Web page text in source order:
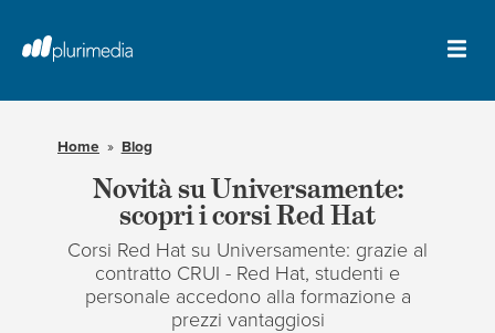
contenuto
il
Home Blog
Novità su Universamente:
scopri i corsi Red Hat
Corsi Red Hat su Universamente: grazie al
contratto CRUI - Red Hat, studenti e
personale accedono alla formazione a
prezzi vantaggiosi